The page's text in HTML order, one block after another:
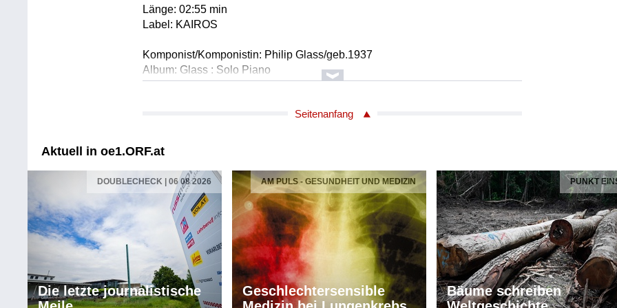
Länge: 02:55 min
Label: KAIROS
Komponist/Komponistin: Philip Glass/geb.1937
Album: Glass : Solo Piano
Titel: Mad Rush - für Klavier
Album: Broken mirrors . Liquid crystals . Ice reflection . Glass distortion
Titel: Liquid crystals
Ausführende: Quatuor Diotima
Länge: 01:22 min
Label: KAIROS
Komponist/Komponistin: ALEXANDER J. EBERHARD
Album: P.A. CAT
Titel: P.A. CAT
Seitenanfang
Aktuell in oe1.ORF.at
DOUBLECHECK | 06 08 2026
Die letzte journalistische
AM PULS - GESUNDHEIT UND MEDIZIN
Geschlechtersensible
PUNKT
Bäume schreiben